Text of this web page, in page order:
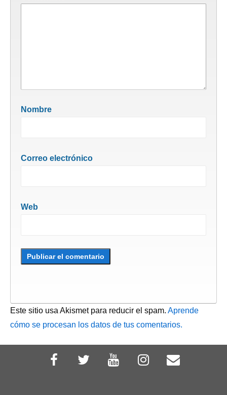
Nombre
Correo electrónico
Web
Este sitio usa Akismet para reducir el spam. Aprende
cómo se procesan los datos de tus comentarios.